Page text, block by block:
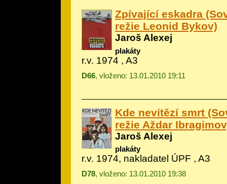
Zpívající eskadra
režie Leonid Bykov)
Jaroš Alexej
plakáty
r.v. 1974 , A3
D66, vloženo: 13.01.2010 19:11
Kde nevítězí smrt
režie Aždar
Jaroš Alexej
plakáty
r.v. 1974, nakladatel ÚPF , A3
D78, vloženo: 13.01.2010 19:38